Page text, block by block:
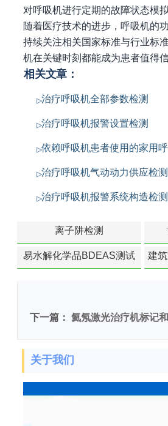
对呼吸机进行定期的故障状态模
随着医疗技术的进步，呼吸机的
持续关注相关国家标准与行业标
机在关键时刻都能成为患者值得
相关文章：
治疗呼吸机全部参数检测
治疗呼吸机报警设置检测
依赖呼吸机患者使用的家用
治疗呼吸机气动动力供应检测
治疗呼吸机报警系统构造检测
离子阱检测
易水解化学品BDEAS测试
建
下一篇： 氦氖激光治疗机标记
关于我们